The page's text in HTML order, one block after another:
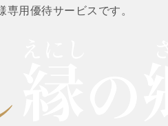
用優待サービスです。